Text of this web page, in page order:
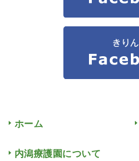
ホーム
内潟療護園について